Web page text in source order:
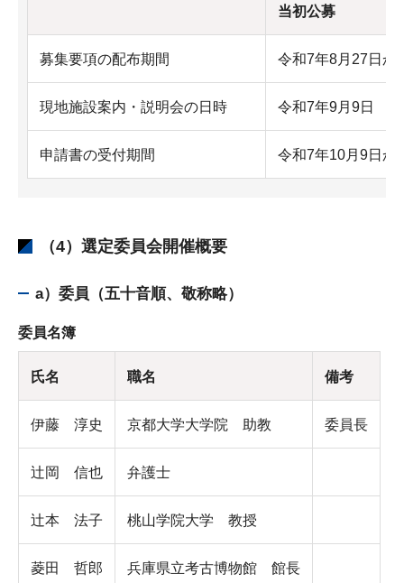
当初公募
募集要項の配布期間 令和7年8月27日か
現地施設案内・説明会の日時 令和7年9月9日
申請書の受付期間 令和7年10月9日か
（4）選定委員会開催概要
a）委員（五十音順、敬称略）
委員名簿
氏名 職名 備考
伊藤 淳史 京都大学大学院 助教 委員長
辻岡 信也 弁護士
辻本 法子 桃山学院大学 教授
菱田 哲郎 兵庫県立考古博物館 館長